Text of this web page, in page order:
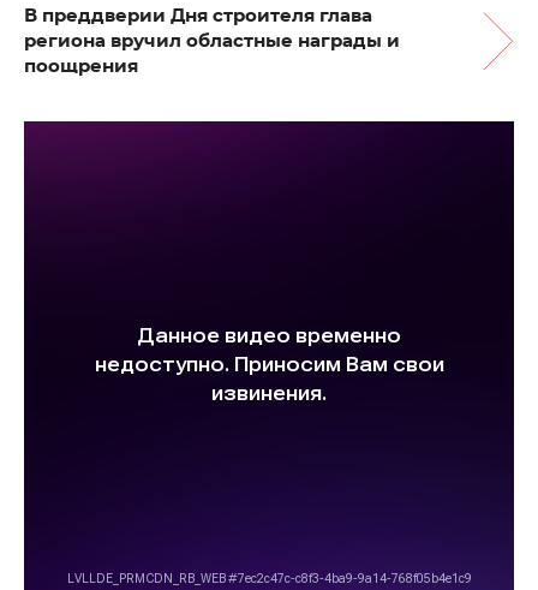
В преддверии Дня строителя глава
региона вручил областные награды и
поощрения